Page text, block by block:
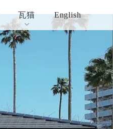
瓦猫 English